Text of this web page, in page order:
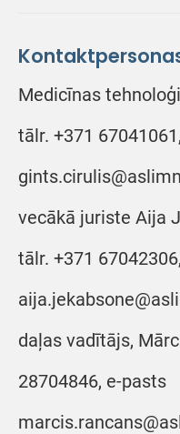
Medicīnas
tālr. +371
vecākā juriste Aija
tālr. +371
daļas vadītājs,
28704846, e-pasts